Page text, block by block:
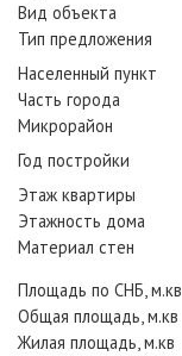
Вид объекта
Тип предложения
Населенный пункт
Часть города
Микрорайон
Год постройки
Этаж квартиры
Этажность дома
Материал стен
Площадь по СНБ, м.кв
Общая площадь, м.кв
Жилая площадь, м.кв